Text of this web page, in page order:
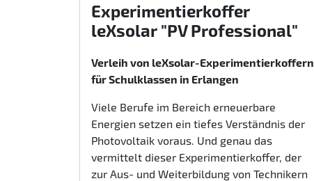
Experimentierkoffer
leXsolar "PV Professional"
Verleih von leXsolar-Experimentierkoffern
für Schulklassen in Erlangen
Viele Berufe im Bereich erneuerbare
Energien setzen ein tiefes Verständnis der
Photovoltaik voraus. Und genau das
vermittelt dieser Experimentierkoffer, der
zur Aus- und Weiterbildung von Technikern